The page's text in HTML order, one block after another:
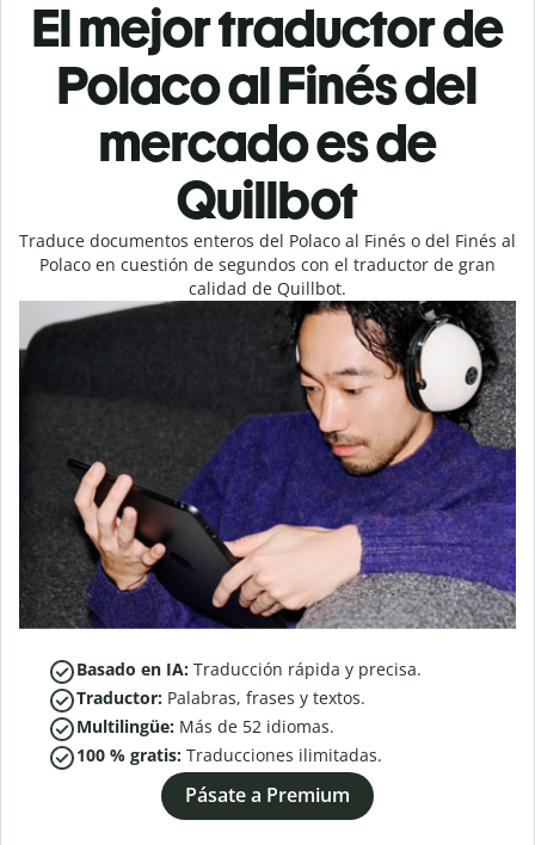
El mejor traductor de
Polaco al Finés del
mercado es de
Quillbot
Traduce documentos enteros del Polaco al Finés o del Finés al
Polaco en cuestión de segundos con el traductor de gran
calidad de Quillbot.
Basado en IA: Traducción rápida y precisa.
Traductor: Palabras, frases y textos.
Multilingüe: Más de 52 idiomas.
100 % gratis: Traducciones ilimitadas.
Pásate a Premium